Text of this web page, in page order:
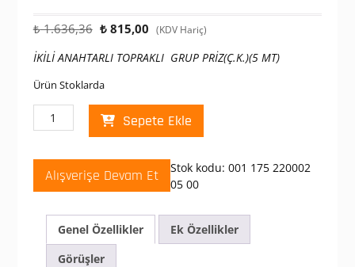
₺1.636,36 Orijinal
₺ 1.636,36.
₺815,00 Şu
fiyat:
(KDV Hariç)
İKİLİ ANAHTARLI TOPRAKLI GRUP PRİZ(Ç.K.)(5 MT)
Ürün Stoklarda
Mutlusan
2
Topraklı
Metre
Kablolu
Anahtarlı
Grup
Sepete Ekle
Alışverişe Devam Et Stok kodu: 001 175 220002
05 00
Genel Özellikler
Ek Özellikler
Görüşler